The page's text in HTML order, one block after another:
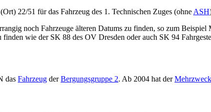
22/51 für das Fahrzeug des 1. Technischen Zuges (ohne ASH
noch Fahrzeuge älteren Datums zu finden, so zum
finden wie der SK 88 des OV Dresden oder auch SK 94
das Fahrzeug derBergungsgruppe 2. Ab 2004 hat der